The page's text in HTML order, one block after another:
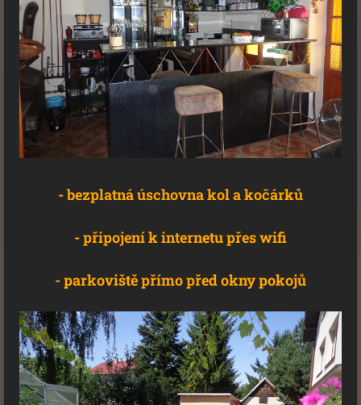
- bezplatná úschovna kol a kočárků
- připojení k internetu přes wifi
- parkoviště přímo před okny pokojů